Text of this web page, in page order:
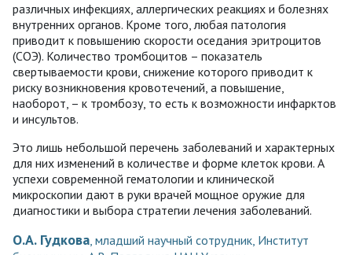
различных инфекциях, аллергических реакциях и болезнях
внутренних органов. Кроме того, любая патология
приводит к повышению скорости оседания эритроцитов
(СОЭ). Количество тромбоцитов – показатель
свертываемости крови, снижение которого приводит к
риску возникновения кровотечений, а повышение,
наоборот, – к тромбозу, то есть к возможности инфарктов
и инсультов.
Это лишь небольшой перечень заболеваний и характерных
для них изменений в количестве и форме клеток крови. А
успехи современной гематологии и клинической
микроскопии дают в руки врачей мощное оружие для
диагностики и выбора стратегии лечения заболеваний.
О.А. Гудкова , младший научный сотрудник, Институт